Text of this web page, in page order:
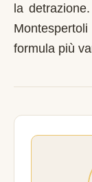
la
formula più